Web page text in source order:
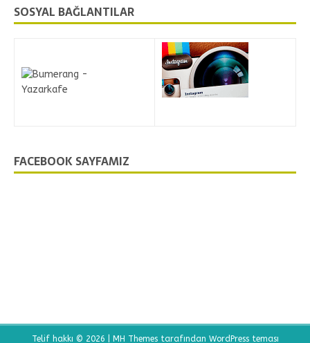
SOSYAL BAĞLANTILAR
FACEBOOK SAYFAMIZ
Telif hakkı © 2026 | MH Themestarafından WordPress teması